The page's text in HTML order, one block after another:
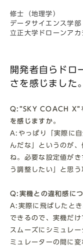
修士（地理学）
データサイエンス学
立正大学ドローンアカ
開発者自らドロ
さを感じました。
Q:”SKY COACH X”
を感じますか。
A:やっぱり「実際に
んだな」というのが
ね。必要な設定値が
う調整したい」と思
Q:実機との違和感に
A:実際に飛ばしたと
できるので、実機だ
スムーズにシミュレ
ミュレーターの間に